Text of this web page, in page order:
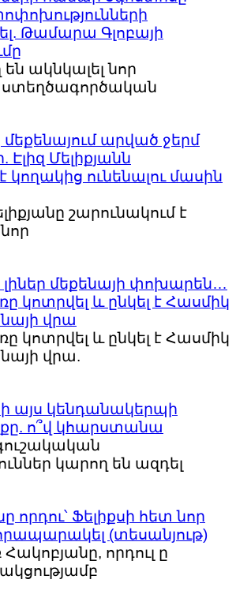
Թամարա Գլոբայի
ակնկալել նոր
արված ջերմ
Էլիզ Մելիքյանն
կողակից ունենալու մասին
շարունակում է
մեքենայի փոխարեն…
կոտրվել և ընկել է Հասմիկ
վրա
կոտրվել և ընկել է Հասմիկ
վրա.
այս կենդանակերպի
ո՞վ կհարստանա
կարող են ազդել
որդու՝ Ֆելիքսի հետ նոր
(տեսանյութ)
որդուլ ը